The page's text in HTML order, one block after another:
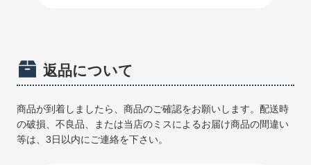
返品について
商品が到着しましたら、商品のご確認をお願いします。配送時
の破損、不良品、または当店のミスによるお届け商品の間違い
等は、3日以内にご連絡を下さい。